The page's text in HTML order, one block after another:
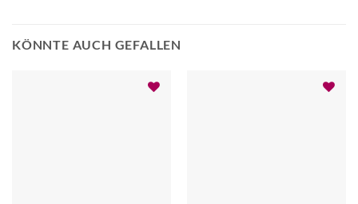
KÖNNTE AUCH GEFALLEN